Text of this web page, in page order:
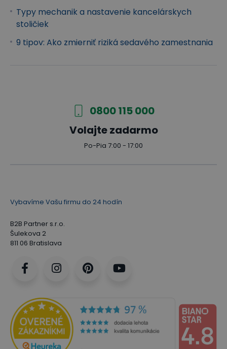
Výškovo a hĺbkovo nastaviteľná bedrová
opierkaumožňuje individuálne a jednoduché
prisunutie opierky bližšie alebo ďalej od vášho tela.
Predchádza navyše únave, migrénam a taktiež
znižuje riziko napätia svalov a tuhnutia chrbta.
Typy mechanik a nastavenie kancelárskych
stoličiek
9 tipov: Ako zmierniť riziká sedavého zamestnania
0800 115 000
Volajte zadarmo
Po-Pia 7:00 - 17:00
Vybavíme Vašu firmu do 24 hodín
B2B Partner s.r.o.
Šulekova 2
811 06 Bratislava